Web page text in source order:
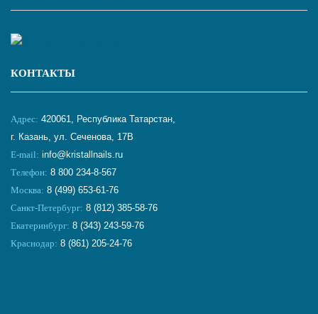
КОНТАКТЫ
Адрес: 420061, Республика Татарстан,
г. Казань, ул. Сеченова, 17В
E-mail: info@kristallnails.ru
Телефон: 8 800 234-8-567
Москва: 8 (499) 653-61-76
Санкт-Петербург: 8 (812) 385-58-76
Екатеринбург: 8 (343) 243-59-76
Краснодар: 8 (861) 205-24-76